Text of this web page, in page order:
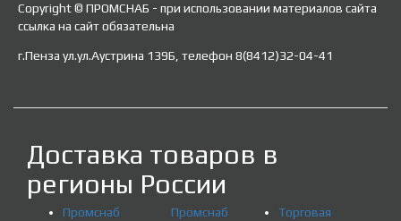
Copyright © ПРОМСНАБ - при использовании материалов сайта
ссылка на сайт обязательна
г.Пенза ул.ул.Аустрина 139Б, телефон 8(8412)32-04-41
Доставка товаров в
регионы России
Промснаб
Промснаб
Торговая